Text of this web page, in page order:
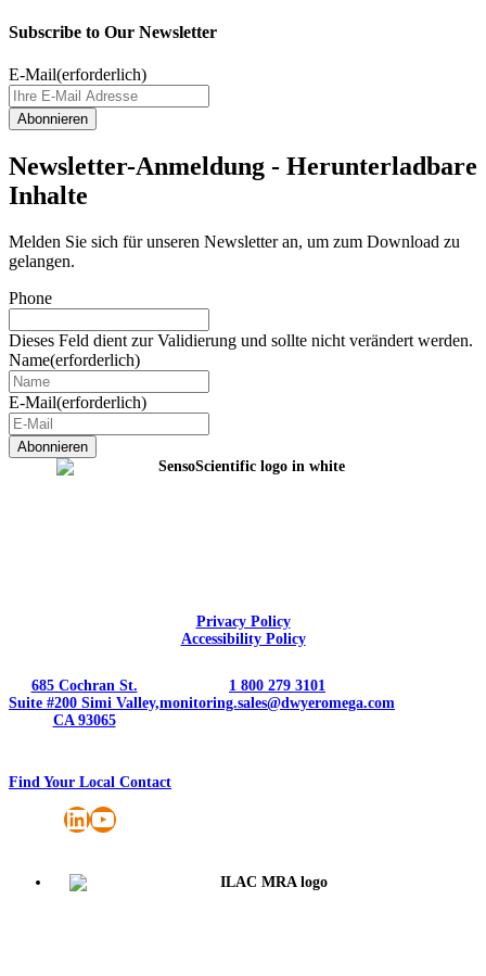
Subscribe to Our Newsletter
E-Mail(erforderlich)
Newsletter-Anmeldung - Herunterladbare
Inhalte
Melden Sie sich für unseren Newsletter an, um zum Download zu
gelangen.
Phone
Dieses Feld dient zur Validierung und sollte nicht verändert werden.
Name(erforderlich)
E-Mail(erforderlich)
Privacy Policy
Accessibility Policy
685 Cochran St.
Suite #200 Simi Valley,
CA 93065
1 800 279 3101
monitoring.sales@dwyeromega.com
Find Your Local Contact
LinkedIn
YouTube